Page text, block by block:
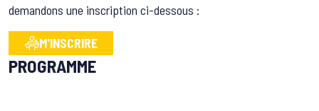
demandons une inscription ci-dessous :
M'INSCRIRE
PROGRAMME